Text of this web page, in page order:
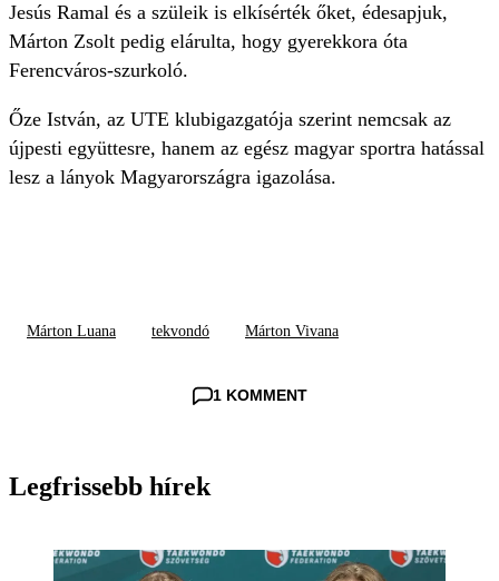
Jesús Ramal és a szüleik is elkísérték őket, édesapjuk,
Márton Zsolt pedig elárulta, hogy gyerekkora óta
Ferencváros-szurkoló.
Őze István, az UTE klubigazgatója szerint nemcsak az
újpesti együttesre, hanem az egész magyar sportra hatással
lesz a lányok Magyarországra igazolása.
Márton Luana tekvondó Márton Vivana
1 KOMMENT
Legfrissebb hírek